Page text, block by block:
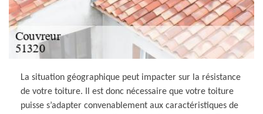
La situation géographique peut impacter sur la résistance
de votre toiture. Il est donc nécessaire que votre toiture
puisse s’adapter convenablement aux caractéristiques de